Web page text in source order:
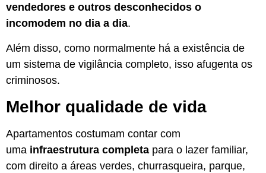
vendedores e outros desconhecidos o
incomodem no dia a dia.
Além disso, como normalmente há a existência de
um sistema de vigilância completo, isso afugenta os
criminosos.
Melhor qualidade de vida
Apartamentos costumam contar com
uma infraestrutura completa para o lazer familiar,
com direito a áreas verdes, churrasqueira, parque,